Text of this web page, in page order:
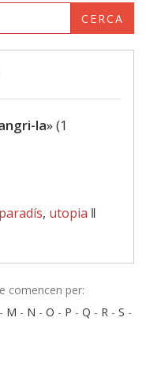
CERCA
la» (1
paradís, utopia ‖
comencen per:
- M - N - O - P - Q - R - S -